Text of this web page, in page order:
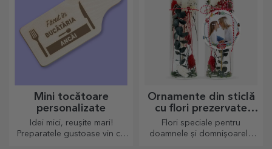
Mini tocătoare
personalizate
Idei mici, reușite mari!
Preparatele gustoase vin cu
Ornamente din sticlă
cu flori prezervate
personalizate
Flori speciale pentru
doamnele și domnișoarele